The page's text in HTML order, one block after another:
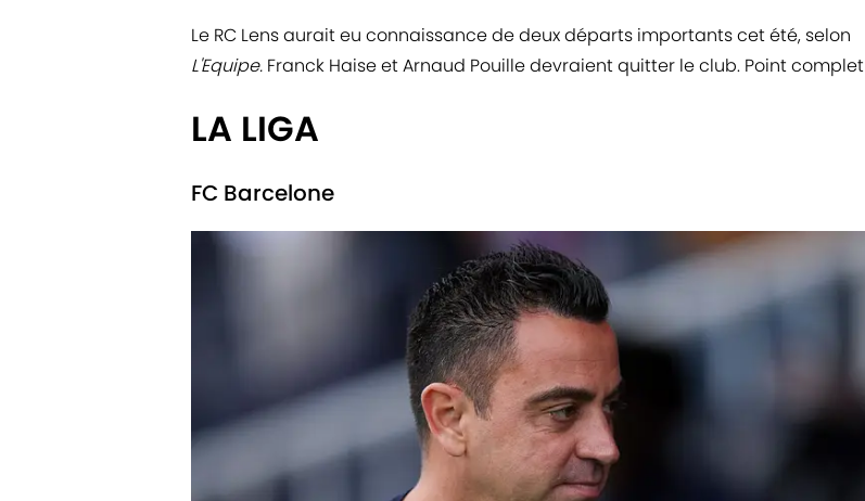
Le RC Lens aurait eu connaissance de deux départs importants cet été, selon
L'Equipe. Franck Haise et Arnaud Pouille devraient quitter le club. Point complet
LA LIGA
FC Barcelone